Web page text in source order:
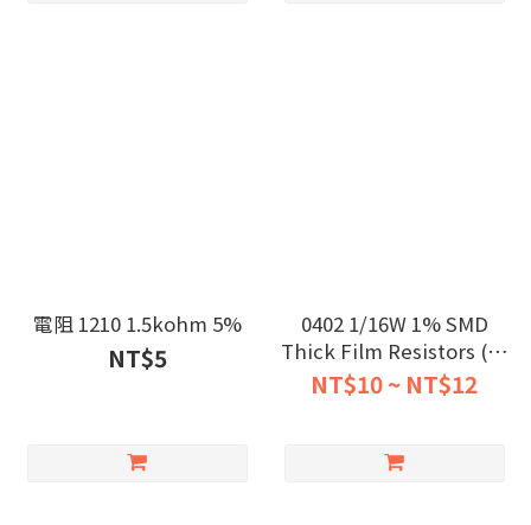
電阻 1210 1.5kohm 5%
NT$5
0402 1/16W 1% SMD
Thick Film Resistors (20
pcs/pack)
NT$10 ~ NT$12